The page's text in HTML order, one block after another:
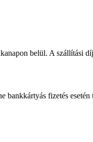
belül. A szállítási
fizetés